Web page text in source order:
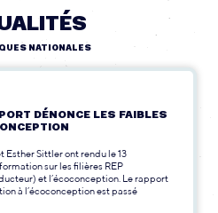
NATIONALES
DÉNONCE LES FAIBLES
Esther Sittler ont rendu le 13
sur les filières REP
et l’écoconception. Le rapport
à l’écoconception est passé